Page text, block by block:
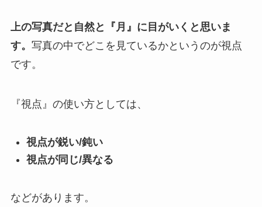
上の写真だと自然と『月』に目がいくと思いま
す。 写真の中でどこを見ているかというのが視点
です。
『視点』の使い方としては、
視点が鋭い/鈍い
視点が同じ/異なる
などがあります。